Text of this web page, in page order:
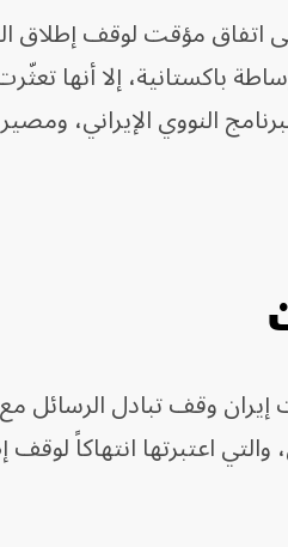
مؤقت لوقف إطلاق
باكستانية، إلا أنها
النووي الإيراني،
وقف تبادل الرسائل
اعتبرتها انتهاكاً لوقف